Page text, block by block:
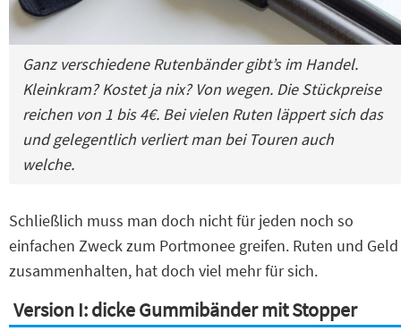
Ganz verschiedene Rutenbänder gibt’s im Handel.
Kleinkram? Kostet ja nix? Von wegen. Die Stückpreise
reichen von 1 bis 4€. Bei vielen Ruten läppert sich das
und gelegentlich verliert man bei Touren auch
welche.
Schließlich muss man doch nicht für jeden noch so
einfachen Zweck zum Portmonee greifen. Ruten und Geld
zusammenhalten, hat doch viel mehr für sich.
Version I: dicke Gummibänder mit Stopper